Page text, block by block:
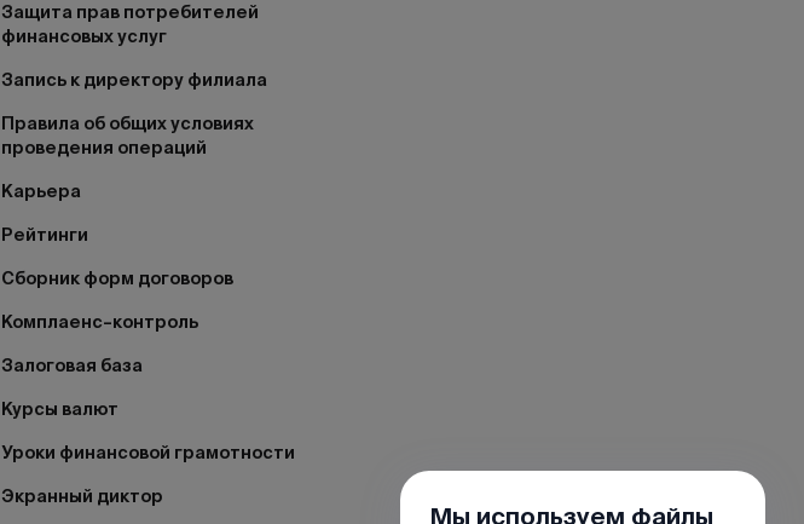
Защита прав потребителей
финансовых услуг
Запись к директору филиала
Правила об общих условиях
проведения операций
Карьера
Рейтинги
Сборник форм договоров
Комплаенс–контроль
Залоговая база
Курсы валют
Уроки финансовой грамотности
Экранный диктор
Мы используем файлы